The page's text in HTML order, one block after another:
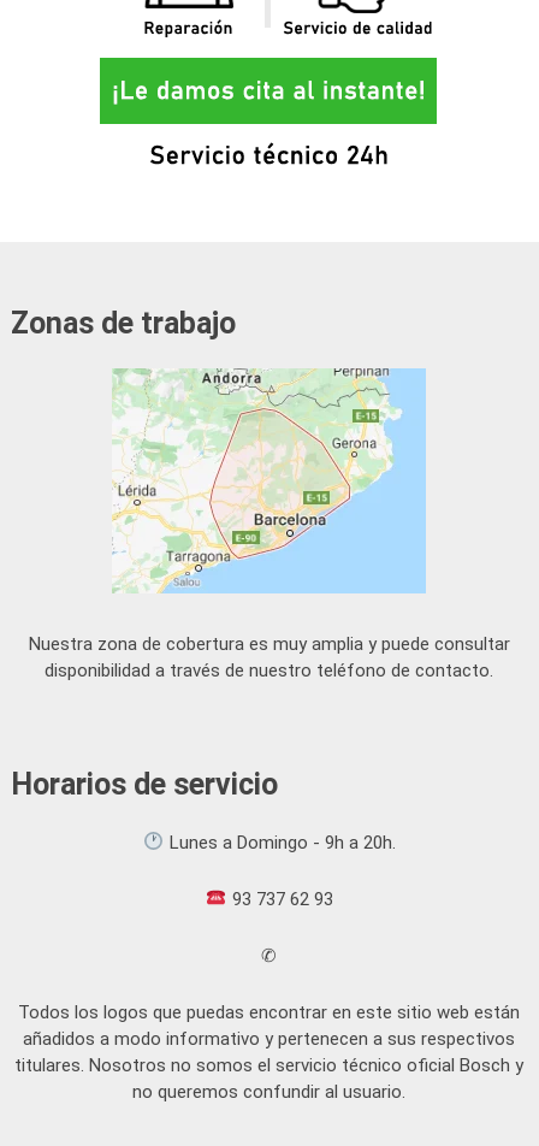
Zonas de trabajo
Nuestra zona de cobertura es muy amplia y puede consultar
disponibilidad a través de nuestro teléfono de contacto.
Horarios de servicio
Lunes a Domingo - 9h a 20h.
93 737 62 93
✆
Todos los logos que puedas encontrar en este sitio web están
añadidos a modo informativo y pertenecen a sus respectivos
titulares. Nosotros no somos el servicio técnico oficial Bosch y
no queremos confundir al usuario.